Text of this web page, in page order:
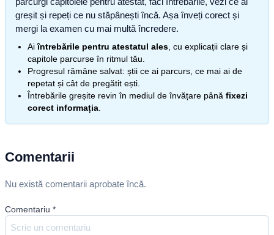
greșit și repeți ce nu stăpânești încă. Așa înveți corect și
mergi la examen cu mai multă încredere.
Aiîntrebările pentru atestatul ales , cu explicații clare și
capitole parcurse în ritmul tău.
Progresul rămâne salvat: știi ce ai parcurs, ce mai ai de
repetat și cât de pregătit ești.
Întrebările greșite revin în mediul de învățare până fixezi
corect informația
Comentarii
Nu există comentarii aprobate încă.
Comentariu *